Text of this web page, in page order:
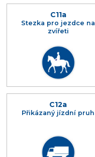
C11a
Stezka pro jezdce na
zvířeti
C12a
Přikázaný jízdní pruh